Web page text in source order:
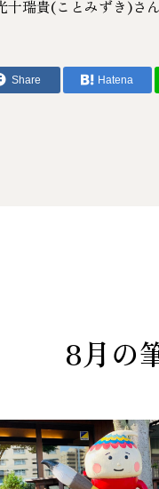
瑞貴(ことみずき)さん
Share Hatena
8月の